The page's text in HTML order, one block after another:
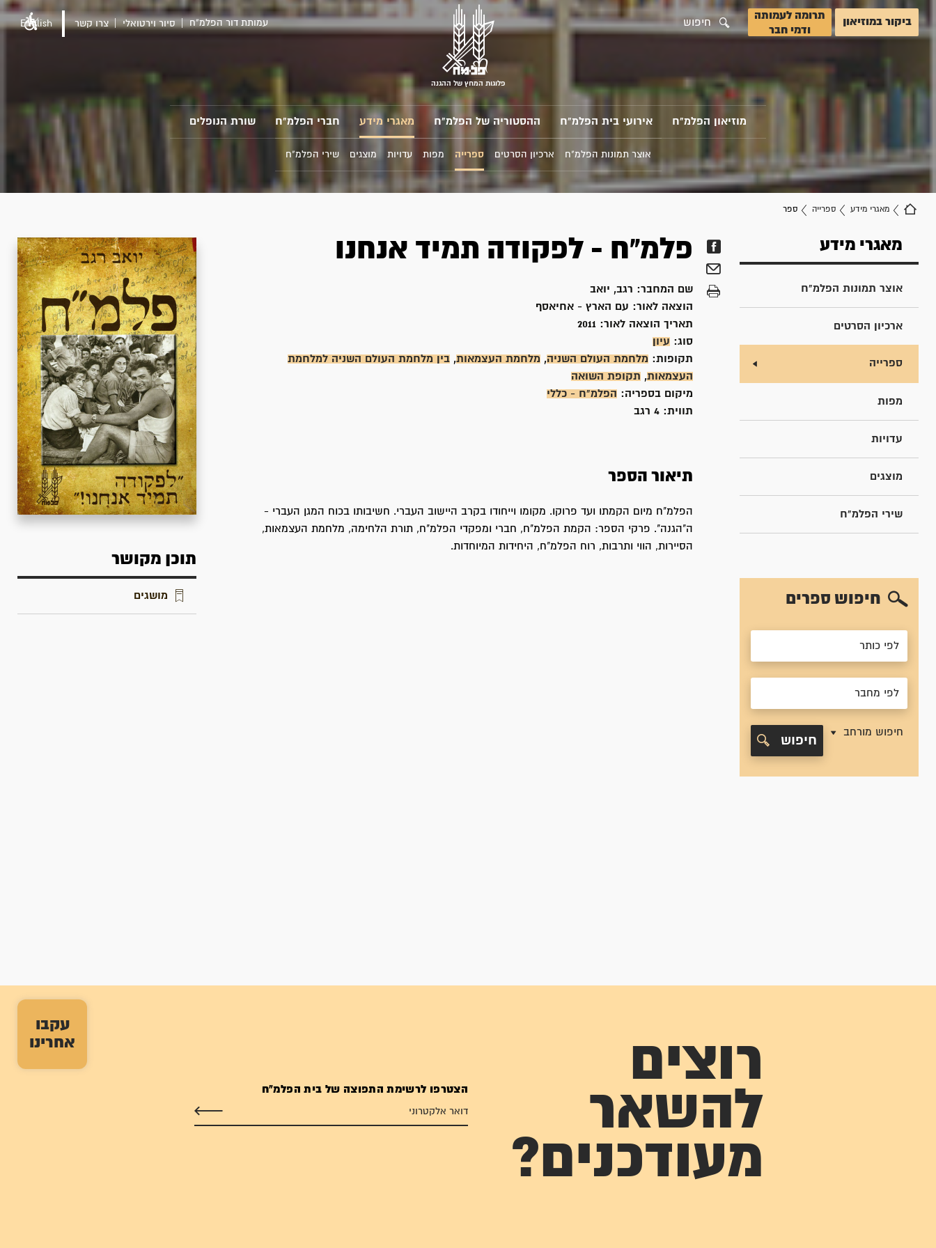
עקבו
אחרינו
ביקור במוזיאון
תרומה לעמותה
ודמי חבר
חיפוש
פלוגות המחץ של ההגנה
עמותת דור הפלמ"ח סיור וירטואלי צרו קשר English
מוזיאון הפלמ"ח אירועי בית הפלמ"ח ההסטוריה של הפלמ"ח מאגרי מידע חברי הפלמ"ח שורת הנופלים
אוצר תמונות הפלמ"ח ארכיון הסרטים ספרייה מפות עדויות מוצגים שירי הפלמ"ח
מאגרי מידע ספרייה ספר
מאגרי מידע
אוצר תמונות הפלמ"ח
ארכיון הסרטים
ספרייה
מפות
עדויות
מוצגים
שירי הפלמ"ח
חיפוש ספרים
חיפוש מורחב
חיפוש
פלמ"ח - לפקודה תמיד אנחנו
שם המחבר: רגב, יואב
הוצאה לאור: עם הארץ - אחיאסף
תאריך הוצאה לאור:
סוג: עיון
תקופות: מלחמת העולם השניה, מלחמת העצמאות, בין מלחמת העולם השניה למלחמת
העצמאות, תקופת השואה
מיקום בספריה: הפלמ"ח - כללי
תווית: 4 רגב
תיאור הספר
הפלמ"ח מיום הקמתו ועד פרוקו. מקומו וייחודו בקרב היישוב העברי. חשיבותו בכוח המגן העברי -
ה"הגנה". פרקי הספר: הקמת הפלמ"ח, חברי ומפקדי הפלמ"ח, תורת הלחימה, מלחמת העצמאות,
הסיירות, הווי ותרבות, רוח הפלמ"ח, היחידות המיוחדות.
תוכן מקושר
מושגים
רוצים
להשאר
מעודכנים?
הצטרפו לרשימת התפוצה של בית הפלמ"ח